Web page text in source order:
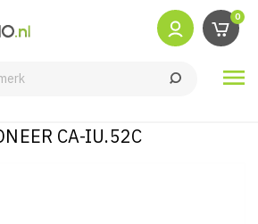
0

CA-IU.52C